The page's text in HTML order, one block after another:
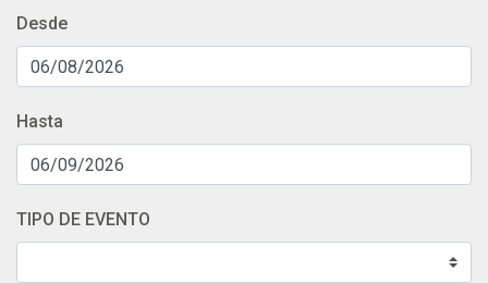
Desde
Hasta
TIPO DE EVENTO